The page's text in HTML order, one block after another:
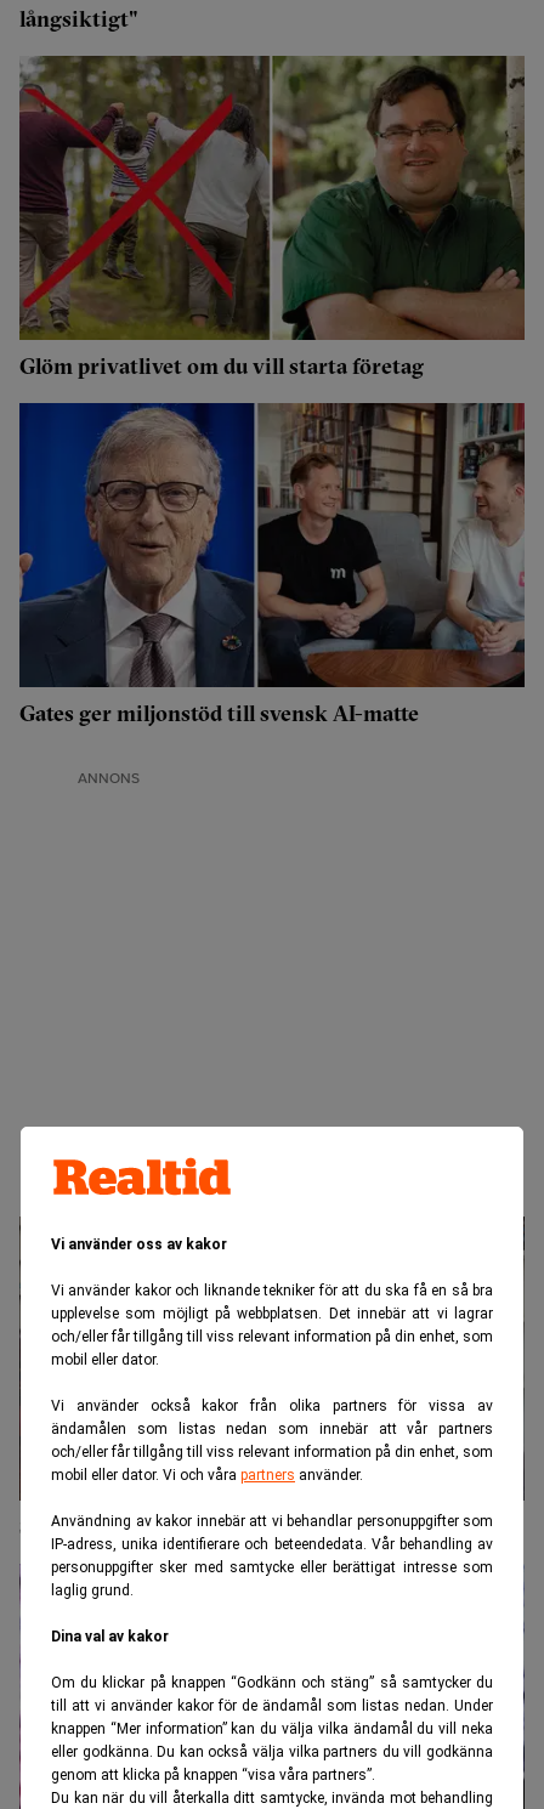
Vi använder oss av kakor
Vi använder kakor och liknande tekniker för att du ska få en så bra
upplevelse som möjligt på webbplatsen. Det innebär att vi lagrar
och/eller får tillgång till viss relevant information på din enhet, som
mobil eller dator.
Vi använder också kakor från olika partners för vissa av
ändamålen som listas nedan som innebär att vår partners
och/eller får tillgång till viss relevant information på din enhet, som
mobil eller dator. Vi och våra partners använder.
Användning av kakor innebär att vi behandlar personuppgifter som
IP-adress, unika identifierare och beteendedata. Vår behandling av
personuppgifter sker med samtycke eller berättigat intresse som
laglig grund.
Dina val av kakor
Om du klickar på knappen “Godkänn och stäng” så samtycker du
till att vi använder kakor för de ändamål som listas nedan. Under
knappen “Mer information” kan du välja vilka ändamål du vill neka
eller godkänna. Du kan också välja vilka partners du vill godkänna
genom att klicka på knappen “visa våra partners”.
Du kan när du vill återkalla ditt samtycke, invända mot behandling
långsiktigt"
Glöm privatlivet om du vill starta företag
Gates ger miljonstöd till svensk AI-matte
ANNONS
Svenska matteappen på väg mot miljardvärdering